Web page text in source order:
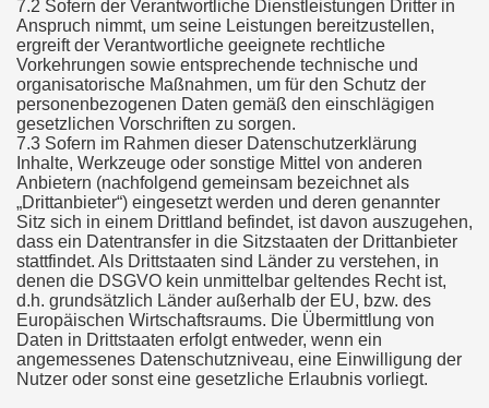
7.2 Sofern der Verantwortliche Dienstleistungen Dritter in
Anspruch nimmt, um seine Leistungen bereitzustellen,
ergreift der Verantwortliche geeignete rechtliche
Vorkehrungen sowie entsprechende technische und
organisatorische Maßnahmen, um für den Schutz der
personenbezogenen Daten gemäß den einschlägigen
gesetzlichen Vorschriften zu sorgen.
7.3 Sofern im Rahmen dieser Datenschutzerklärung
Inhalte, Werkzeuge oder sonstige Mittel von anderen
Anbietern (nachfolgend gemeinsam bezeichnet als
„Drittanbieter“) eingesetzt werden und deren genannter
Sitz sich in einem Drittland befindet, ist davon auszugehen,
dass ein Datentransfer in die Sitzstaaten der Drittanbieter
stattfindet. Als Drittstaaten sind Länder zu verstehen, in
denen die DSGVO kein unmittelbar geltendes Recht ist,
d.h. grundsätzlich Länder außerhalb der EU, bzw. des
Europäischen Wirtschaftsraums. Die Übermittlung von
Daten in Drittstaaten erfolgt entweder, wenn ein
angemessenes Datenschutzniveau, eine Einwilligung der
Nutzer oder sonst eine gesetzliche Erlaubnis vorliegt.